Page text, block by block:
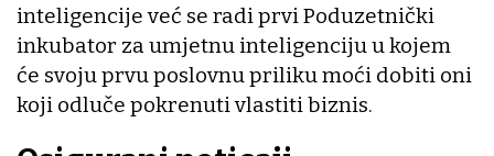
inteligencije već se radi prvi Poduzetnički
inkubator za umjetnu inteligenciju u kojem
će svoju prvu poslovnu priliku moći dobiti oni
koji odluče pokrenuti vlastiti biznis.